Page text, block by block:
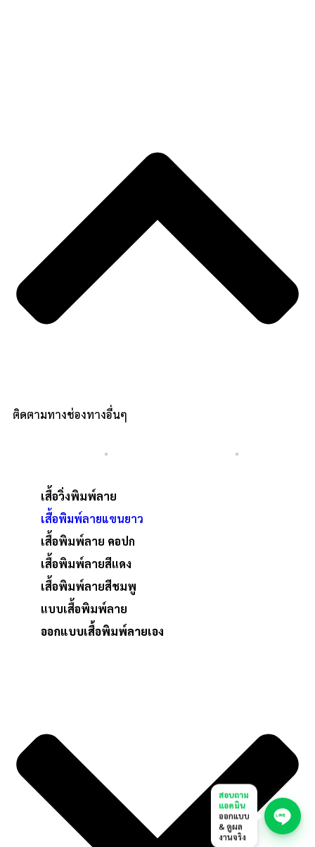
ติดตามทางช่องทางอื่นๆ
เสื้อวิ่งพิมพ์ลาย
เสื้อพิมพ์ลายแขนยาว
เสื้อพิมพ์ลาย คอปก
เสื้อพิมพ์ลายสีแดง
เสื้อพิมพ์ลายสีชมพู
แบบเสื้อพิมพ์ลาย
ออกแบบเสื้อพิมพ์ลายเอง
สอบถาม
แอดมิน
ออกแบบ
& ดูผล
งานจริง